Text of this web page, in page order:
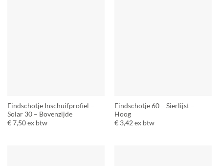
Eindschotje Inschuifprofiel –
Solar 30 – Bovenzijde
€7,50 ex btw
Eindschotje 60 – Sierlijst –
Hoog
€3,42 ex btw